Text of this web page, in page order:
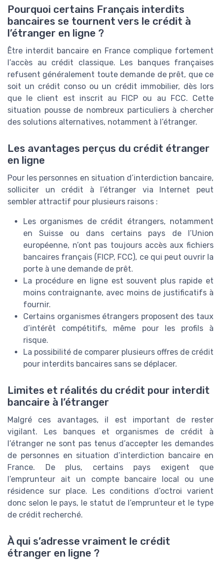
Pourquoi certains Français interdits
bancaires se tournent vers le crédit à
l’étranger en ligne ?
Être interdit bancaire en France complique fortement
l’accès au crédit classique. Les banques françaises
refusent généralement toute demande de prêt, que ce
soit un crédit conso ou un crédit immobilier, dès lors
que le client est inscrit au FICP ou au FCC. Cette
situation pousse de nombreux particuliers à chercher
des solutions alternatives, notamment à l’étranger.
Les avantages perçus du crédit étranger
en ligne
Pour les personnes en situation d’interdiction bancaire,
solliciter un crédit à l’étranger via Internet peut
sembler attractif pour plusieurs raisons :
Les organismes de crédit étrangers, notamment
en Suisse ou dans certains pays de l’Union
européenne, n’ont pas toujours accès aux fichiers
bancaires français (FICP, FCC), ce qui peut ouvrir la
porte à une demande de prêt.
La procédure en ligne est souvent plus rapide et
moins contraignante, avec moins de justificatifs à
fournir.
Certains organismes étrangers proposent des taux
d’intérêt compétitifs, même pour les profils à
risque.
La possibilité de comparer plusieurs offres de crédit
pour interdits bancaires sans se déplacer.
Limites et réalités du crédit pour interdit
bancaire à l’étranger
Malgré ces avantages, il est important de rester
vigilant. Les banques et organismes de crédit à
l’étranger ne sont pas tenus d’accepter les demandes
de personnes en situation d’interdiction bancaire en
France. De plus, certains pays exigent que
l’emprunteur ait un compte bancaire local ou une
résidence sur place. Les conditions d’octroi varient
donc selon le pays, le statut de l’emprunteur et le type
de crédit recherché.
À qui s’adresse vraiment le crédit
étranger en ligne ?